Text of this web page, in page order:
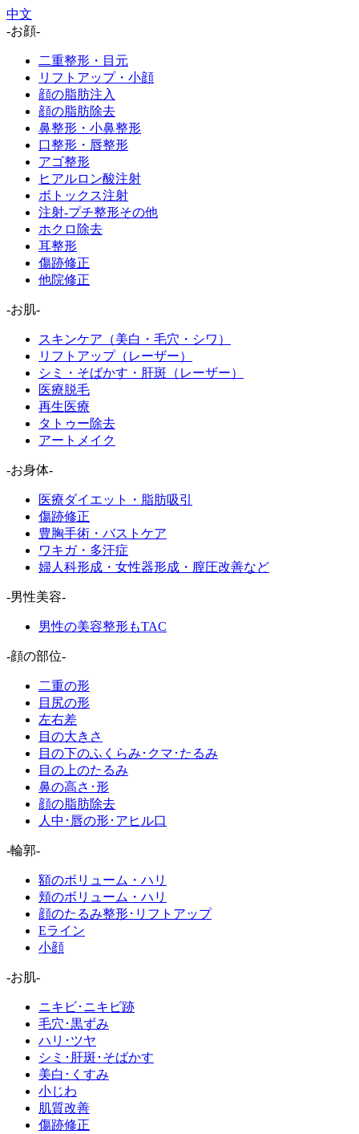
中文
-お顔-
二重整形・目元
リフトアップ・小顔
顔の脂肪注入
顔の脂肪除去
鼻整形・小鼻整形
口整形・唇整形
アゴ整形
ヒアルロン酸注射
ボトックス注射
注射-プチ整形その他
ホクロ除去
耳整形
傷跡修正
他院修正
-お肌-
スキンケア（美白・毛穴・シワ）
リフトアップ（レーザー）
シミ・そばかす・肝斑（レーザー）
医療脱毛
再生医療
タトゥー除去
アートメイク
-お身体-
医療ダイエット・脂肪吸引
傷跡修正
豊胸手術・バストケア
ワキガ・多汗症
婦人科形成・女性器形成・膣圧改善など
-男性美容-
男性の美容整形もTAC
-顔の部位-
二重の形
目尻の形
左右差
目の大きさ
目の下のふくらみ･クマ･たるみ
目の上のたるみ
鼻の高さ･形
顔の脂肪除去
人中･唇の形･アヒル口
-輪郭-
額のボリューム・ハリ
頬のボリューム・ハリ
顔のたるみ整形･リフトアップ
Eライン
小顔
-お肌-
ニキビ･ニキビ跡
毛穴･黒ずみ
ハリ･ツヤ
シミ･肝斑･そばかす
美白･くすみ
小じわ
肌質改善
傷跡修正